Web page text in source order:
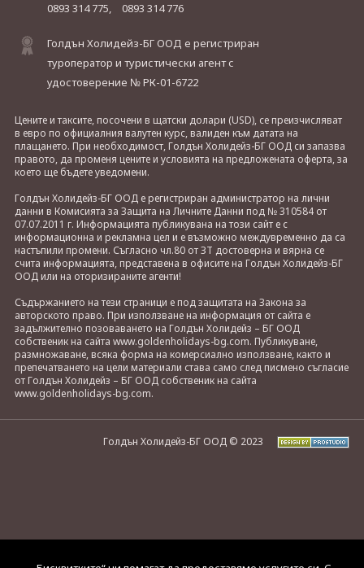
0893 314 775,
0893 314 776
Голдън Холидейз-БГ ООД е регистриран
туроператор и туристически агент с
удостоверение № РК-01-6722
Цените и таксите, посочени в щатски долари (USD), се преизчисляват
в евро по официалния валутен курс, валиден към датата на
плащането. При необходимост, Голдън Холидейз-БГ ООД си запазва
правото, да променя цените и условията на предложената оферта, за
което ще бъдете уведомени.
Голдън Холидейз-БГ ООД е регистриран администратор на лични
данни в Комисията за Защита на Личните Данни под № 310584 от
07.07.2011 г. Информацията публикувана на този сайт е с
информационна и рекламна цел и е възможно междувременно да са
настъпили промени. Съгласно чл.80 от ЗТ достоверна и вярна се
счита информацията, представена в офисите на Голдън Холидейз-БГ
ООД или на оторизираните агенти!
Съдържанието на тези страници е под защитата на Закона за
авторското право. При използване на информация от сайта е
задължително позоваването на Голдън Холидейз – БГ ООД
собственик на сайта www.goldenholidays-bg.com. Публикуване,
размножаване, всяка форма на комерсиално използване, както и
препечатването на цели материали става само след писмено съгласие
от Голдън Холидейз – БГ ООД собственик на сайта
www.goldenholidays-bg.com.
Голдън Холидейз-БГ ООД © 2023